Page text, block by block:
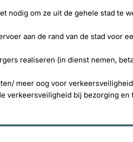
nodig om ze uit de gehele stad te
aan de rand van de stad voor
realiseren (in dienst nemen,
meer oog voor
verkeersveiligheid bij bezorging